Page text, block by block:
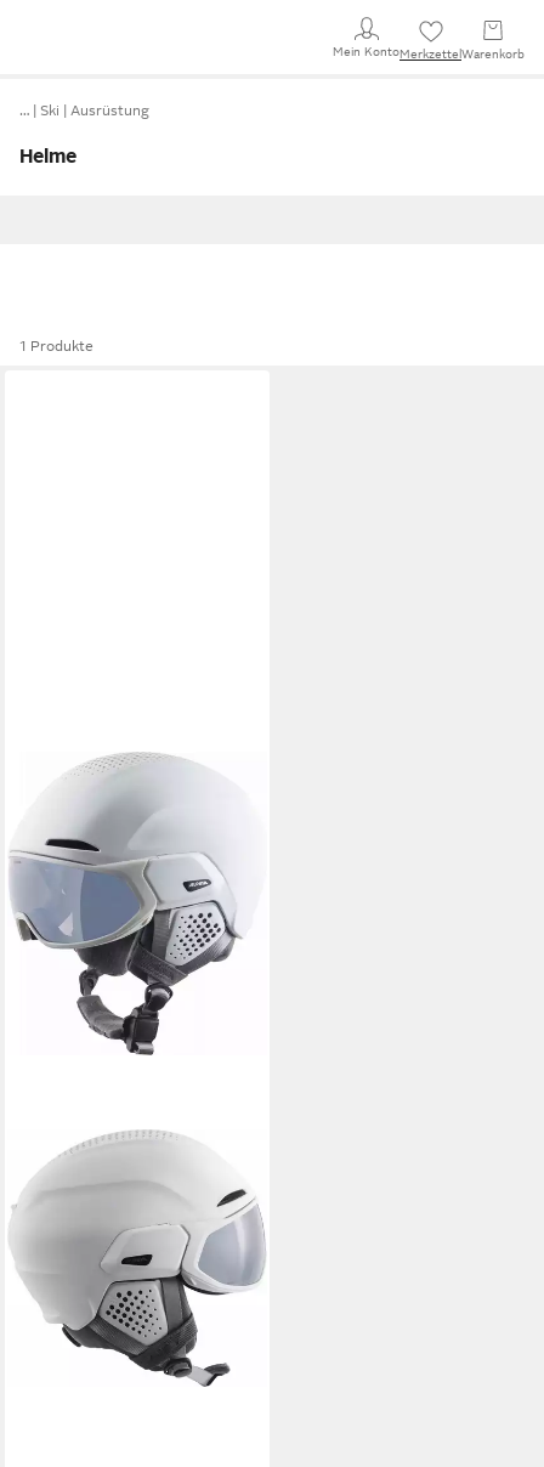
Mein KontoMerkzettel Warenkorb
… Ski Ausrüstung
Helme
1 Produkte